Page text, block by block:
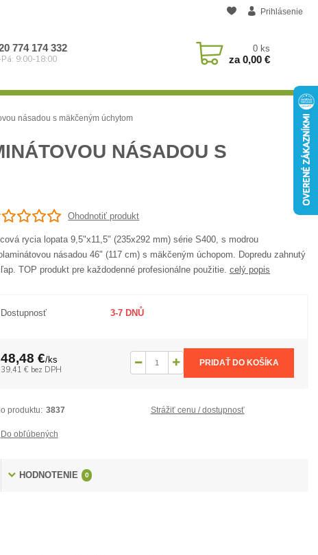
Prihlásenie
774 174 332
9:00-18:00
0 ks
za0,00 €
násadou s mäkčeným úchytom
NÁSADOU S
Ohodnotiť produkt
rycia lopata 9,5"x11,5" (235x292 mm) série S400, s modrou
násadou 46" (117 cm) s mäkčeným úchopom. Dopredu zahnutý
TOP produkt pre každodenné profesionálne použitie. celý popis
Dostupnosť 3-7 DNŮ
48,48 €/ks
39,41 € bez DPH
PRIDAŤ DO KOŠÍKA
produktu: 3837 Strážiť cenu / dostupnosť
Do obľúbených
HODNOTENIE 0